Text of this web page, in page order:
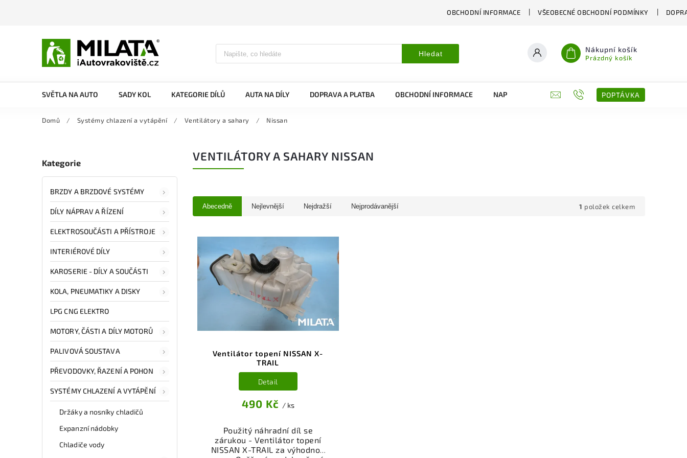
OBCHODNÍ INFORMACE VŠEOBECNÉ OBCHODNÍ PODMÍNKY
Hledat Nákupní košík
Prázdný košík
SVĚTLA NA AUTO SADY KOL KATEGORIE DÍLŮ AUTA NA DÍLY DOPRAVA A PLATBA OBCHODNÍ INFORMACE NAPIŠTE NÁM KONTAKTY POPTÁVKA
Domů / Systémy chlazení a vytápění / Ventilátory a sahary / Nissan
Kategorie
BRZDY A BRZDOVÉ SYSTÉMY
DÍLY NÁPRAV A ŘÍZENÍ
ELEKTROSOUČÁSTI A PŘÍSTROJE
INTERIÉROVÉ DÍLY
KAROSERIE - DÍLY A SOUČÁSTI
KOLA, PNEUMATIKY A DISKY
LPG CNG ELEKTRO
MOTORY, ČÁSTI A DÍLY MOTORŮ
PALIVOVÁ SOUSTAVA
PŘEVODOVKY, ŘAZENÍ A POHON
SYSTÉMY CHLAZENÍ A VYTÁPĚNÍ
Držáky a nosníky chladičů
Expanzní nádobky
Chladiče vody
VENTILÁTORY A SAHARY NISSAN
Abecedně Nejlevnější Nejdražší Nejprodávanější 1 položek celkem
Ventilátor topení NISSAN X-
TRAIL
490 Kč / ks
Detail
Použitý náhradní díl se
zárukou - Ventilátor topení
NISSAN X-TRAIL za výhodnou